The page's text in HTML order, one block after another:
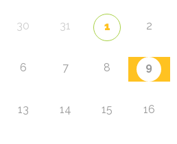
30 31 1 2
6 7 8 9
13 14 15 16